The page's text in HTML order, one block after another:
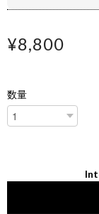
¥8,800
数量